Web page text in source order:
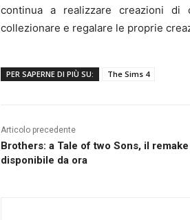
continua a realizzare creazioni di
collezionare e regalare le proprie
PER SAPERNE DI PIÙ SU: The Sims 4
Articolo precedente
Brothers: a Tale of two Sons, il remake
disponibile da ora